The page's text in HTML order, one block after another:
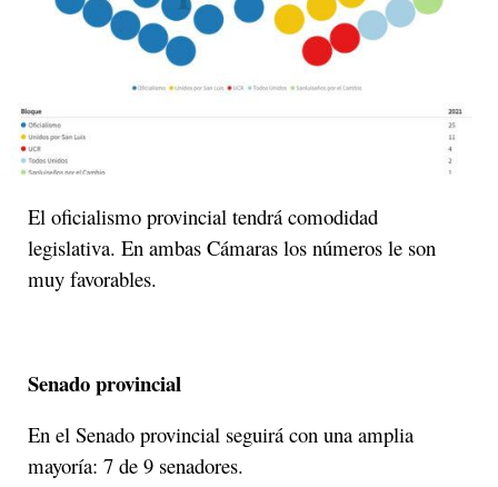
El oficialismo provincial tendrá comodidad
legislativa. En ambas Cámaras los números le son
muy favorables.
Senado provincial
En el Senado provincial seguirá con una amplia
mayoría: 7 de 9 senadores.